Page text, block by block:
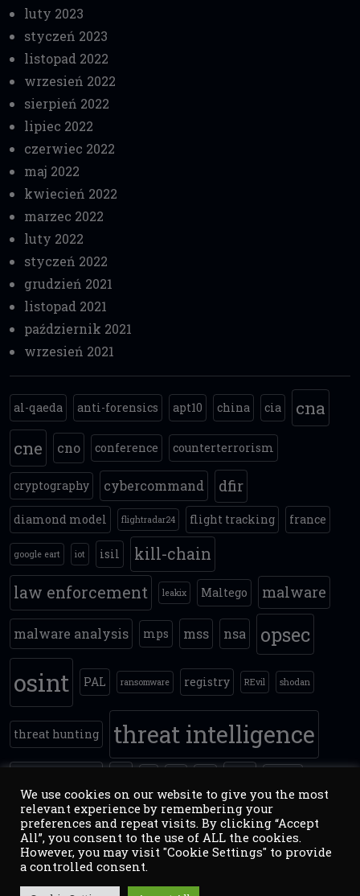
luty 2023
styczeń 2023
listopad 2022
wrzesień 2022
sierpień 2022
lipiec 2022
czerwiec 2022
maj 2022
kwiecień 2022
marzec 2022
luty 2022
styczeń 2022
grudzień 2021
listopad 2021
październik 2021
wrzesień 2021
al-qaeda anti-forensics apt10 china cia
cna
cne
cno conference counterterrorism
cryptography cybercommand dfir
diamond model flightradar24 flight tracking france
google eart iot isil
kill-chain
law enforcement
leakix Maltego malware
malware analysis mps mss nsa opsec
osint PAL ransomware registry REvil shodan
threat hunting threat intelligence
prawa autorskie ©CESTamk
We use cookies on our website to give you the most
relevant experience by remembering your
preferences and repeat visits. By clicking “Accept
All”, you consent to the use of ALL the cookies.
However, you may visit "Cookie Settings" to provide
a controlled consent.